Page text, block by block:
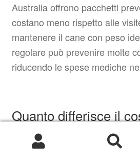
Australia offrono pacchetti
costano meno rispetto alle
mantenere il cane con peso
regolare può prevenire molte
riducendo le spese mediche
Quanto differisce il
mantenere un cane
Products